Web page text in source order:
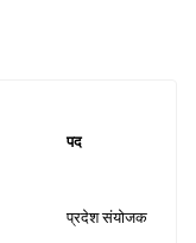
पद
प्रदेश संयोजक